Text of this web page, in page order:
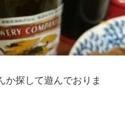
か探して遊んでおりま